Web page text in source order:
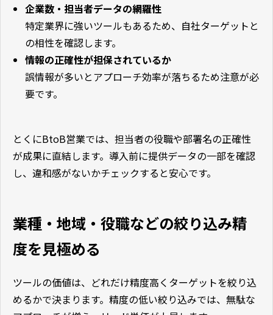
企業数・担当者データの網羅性
特定業界に強いツールもあるため、自社ターゲットと
の相性を確認します。
情報の正確性が担保されているか
誤情報が多いとアプローチ効率が落ちるため注意が必
要です。
とくにBtoB営業では、担当者の役職や部署名の正確性
が成果に直結します。導入前に提供データの一部を確認
し、違和感がないかチェックすると安心です。
業種・地域・役職などの絞り込み精
度を見極める
ツールの価値は、どれだけ精度高くターゲットを絞り込
めるかで決まります。精度の低い絞り込みでは、無駄な